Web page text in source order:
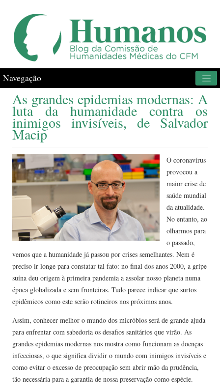
Navegação
As grandes epidemias modernas: A
luta da humanidade contra os
inimigos invisíveis, de Salvador
Macip
O coronavírus
provocou a
maior crise de
saúde mundial
da atualidade.
No entanto, ao
olharmos para
o passado,
vemos que a humanidade já passou por crises semelhantes. Nem é
preciso ir longe para constatar tal fato: no final dos anos 2000, a gripe
suína deu origem à primeira pandemia a assolar nosso planeta numa
época globalizada e sem fronteiras. Tudo parece indicar que surtos
epidêmicos como este serão rotineiros nos próximos anos.
Assim, conhecer melhor o mundo dos micróbios será de grande ajuda
para enfrentar com sabedoria os desafios sanitários que virão. As
grandes epidemias modernas nos mostra como funcionam as doenças
infecciosas, o que significa dividir o mundo com inimigos invisíveis e
como evitar o excesso de preocupação sem abrir mão da prudência,
tão necessária para a garantia de nossa preservação como espécie.